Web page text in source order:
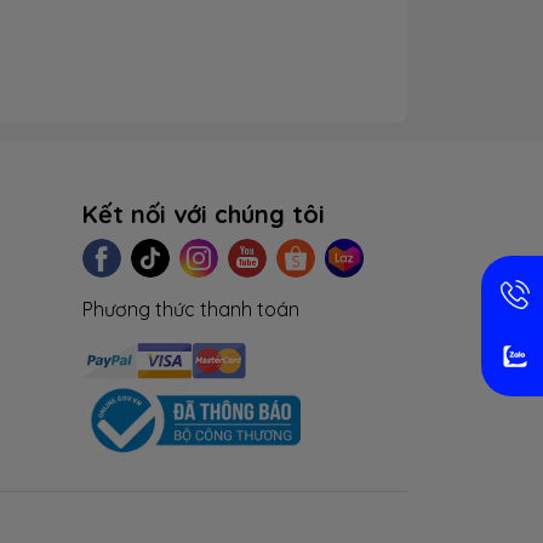
đi bất cứ môi trường nào, cùng với cấu
cấu hình máy cao, siêu mượt thì cũng là
Kết nối với chúng tôi
Phương thức thanh toán